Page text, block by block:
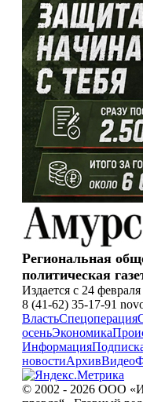
Региональная
политическая
Издается с 24
8 (41-62) 35-17-91
ВластьСпецоперация
осеньЭкономика
Информация
новостиАрхивВидео
© 2002 - 2026 ООО